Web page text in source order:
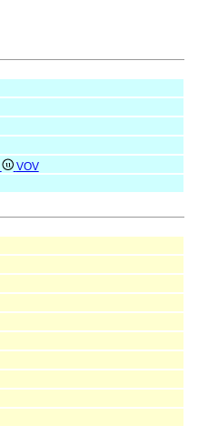
VOV